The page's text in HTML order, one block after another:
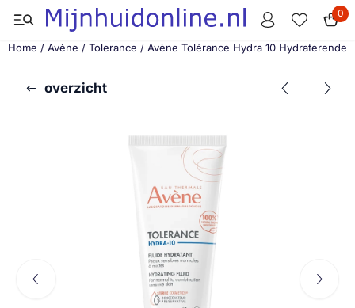
Cookievoorkeuren zijn momenteel gesloten. 0
Home / Avène / Tolerance / Avène Tolérance Hydra 10 Hydraterende
overzicht